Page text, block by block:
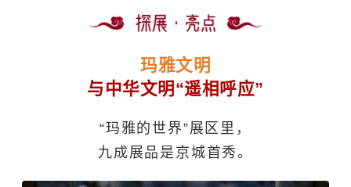
玛雅文明
与中华文明“遥相呼应”
“玛雅的世界”展区里，
九成展品是京城首秀。